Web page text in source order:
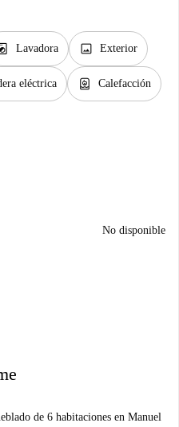
Lavadora image Exterior
eléctrica water_heater Calefacción
No disponible
de 6 habitaciones en Manuel